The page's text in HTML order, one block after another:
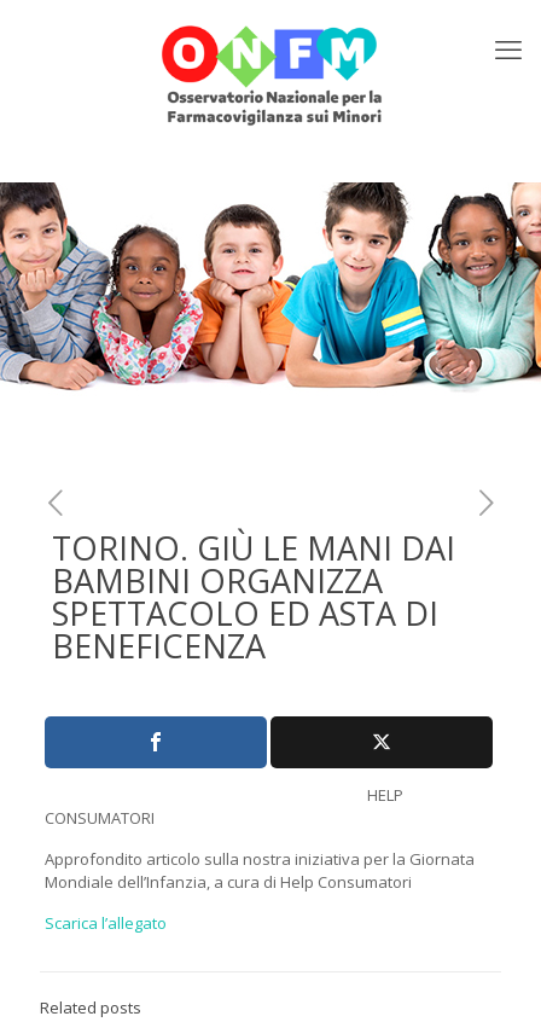
TORINO. GIÙ LE MANI DAI
BAMBINI ORGANIZZA
SPETTACOLO ED ASTA DI
BENEFICENZA
HELP
CONSUMATORI
Approfondito articolo sulla nostra iniziativa per la Giornata
Mondiale dell’Infanzia, a cura di Help Consumatori
Scarica l’allegato
Related posts